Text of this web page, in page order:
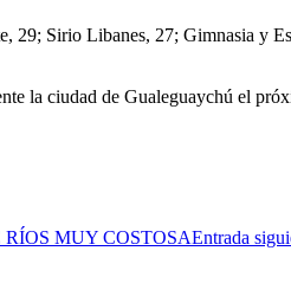
29; Sirio Libanes, 27; Gimnasia y
la ciudad de Gualeguaychú el
MUY COSTOSAEntrada